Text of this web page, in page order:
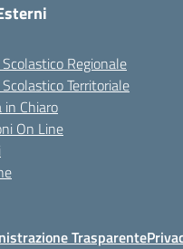
Regionale
Territoriale
in Chiaro
On Line
Trasparente